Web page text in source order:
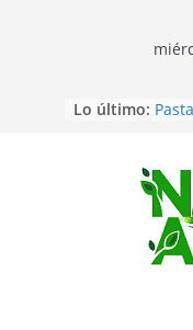
Lo último:
su
La
la